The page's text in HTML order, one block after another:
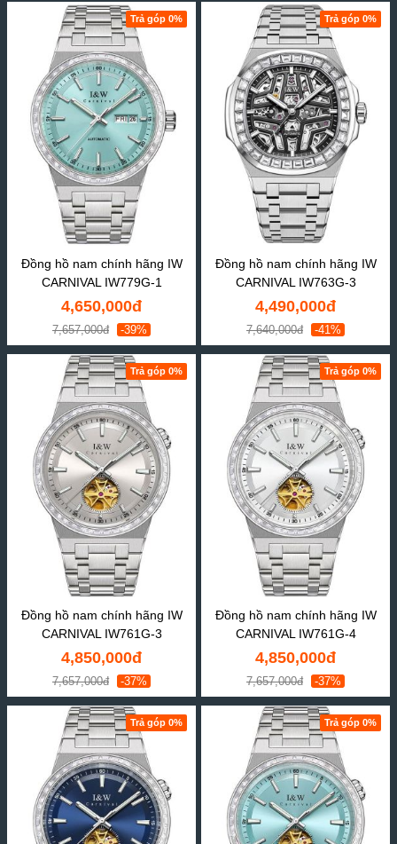
Trả góp 0%
Đồng hồ nam chính hãng IW
CARNIVAL IW779G-1
4,650,000đ
7,657,000đ -39%
Trả góp 0%
Đồng hồ nam chính hãng IW
CARNIVAL IW763G-3
4,490,000đ
7,640,000đ -41%
Trả góp 0%
Đồng hồ nam chính hãng IW
CARNIVAL IW761G-3
4,850,000đ
7,657,000đ -37%
Trả góp 0%
Đồng hồ nam chính hãng IW
CARNIVAL IW761G-4
4,850,000đ
7,657,000đ -37%
Trả góp 0% Trả góp 0%